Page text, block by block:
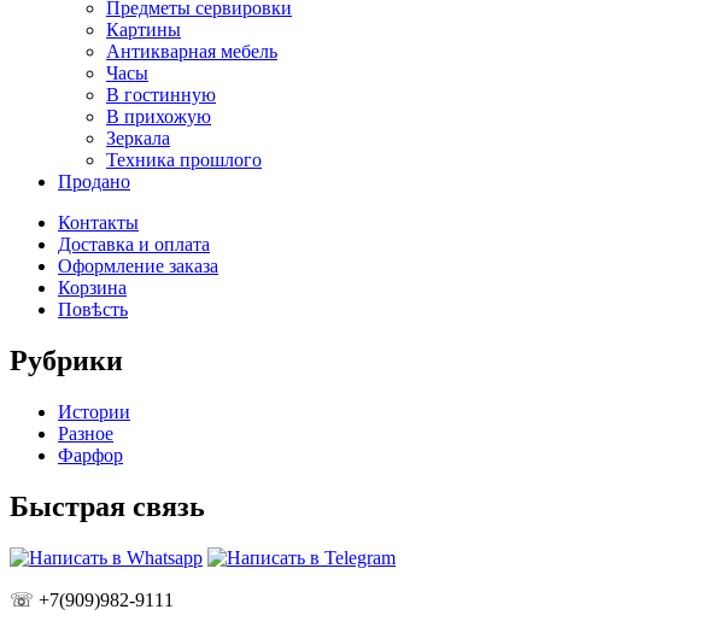
Предметы сервировки
Картины
Антикварная мебель
Часы
В гостинную
В прихожую
Зеркала
Техника прошлого
Продано
Контакты
Доставка и оплата
Оформление заказа
Корзина
Повѣсть
Рубрики
Истории
Разное
Фарфор
Быстрая связь
☏ +7(909)982-9111